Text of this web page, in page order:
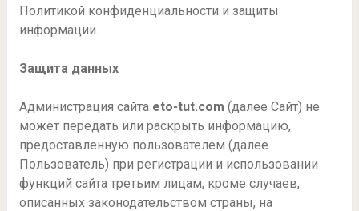
Политикой конфиденциальности и защиты
информации.
Защита данных
Администрация сайтаeto-tut.com (далее Сайт) не
может передать или раскрыть информацию,
предоставленную пользователем (далее
Пользователь) при регистрации и использовании
функций сайта третьим лицам, кроме случаев,
описанных законодательством страны, на